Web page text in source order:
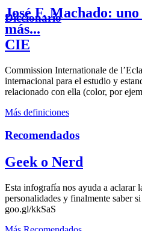
José F. Machado:
más...
Diccionario
CIE
Commission Internationale de
internacional para el estudio y
relacionado con ella (color, por
Más definiciones
Recomendados
Geek o Nerd
Esta infografía nos ayuda a aclarar
personalidades y finalmente saber
goo.gl/kkSaS